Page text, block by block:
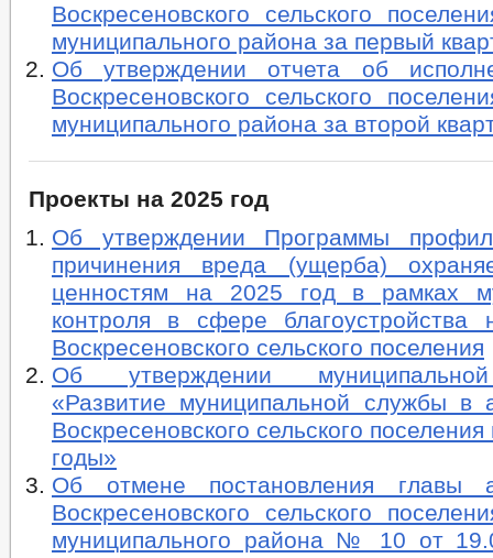
Воскресеновского сельского
муниципального района за первый
Об утверждении отчета об
Воскресеновского сельского
муниципального района за второй
Проекты на 2025 год
Об утверждении Программы
причинения вреда (ущерба)
ценностям на 2025 год в рамках
контроля в сфере благоустройства
Воскресеновского сельского поселения
Об утверждении
«Развитие муниципальной службы в
Воскресеновского сельского
годы»
Об отмене постановления главы
Воскресеновского сельского
муниципального района № 10 от